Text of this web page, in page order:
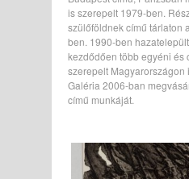
is szerepelt 1979-ben.
szülőföldnek című tárlaton
ben. 1990-ben
kezdődően több egyéni és
szerepelt Magyarországon
Galéria 2006-ban
című munkáját.